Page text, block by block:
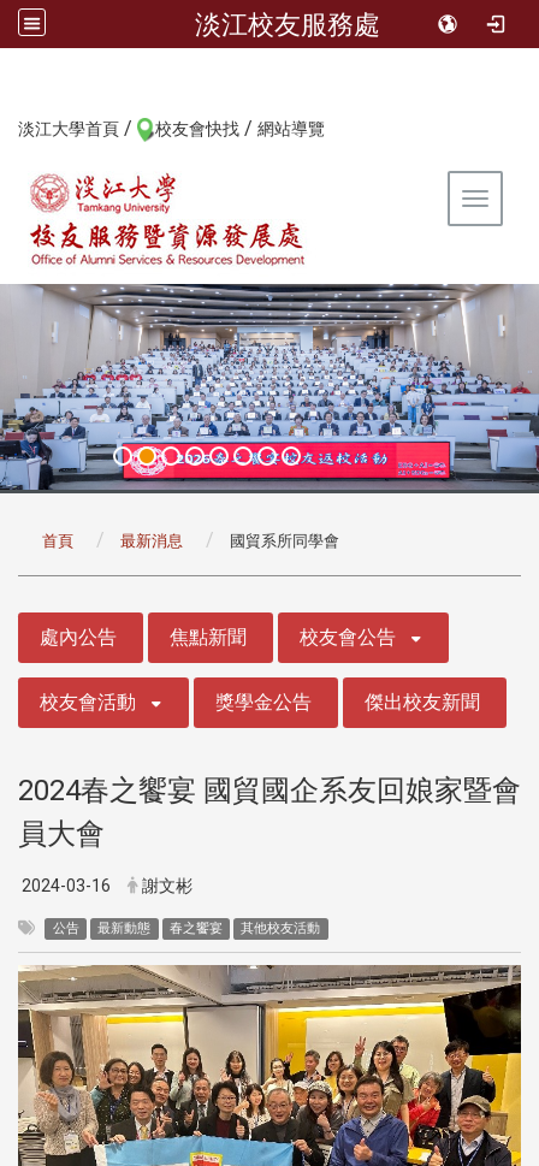
淡江校友服務處
淡江大學首頁 / 校友會快找 / 網站導覽
Toggle
首頁 最新消息 國貿系所同學會
處內公告 焦點新聞 校友會公告
校友會活動 獎學金公告 傑出校友新聞
2024春之饗宴 國貿國企系友回娘家暨會
員大會
2024-03-16 謝文彬
公告 最新動態 春之饗宴 其他校友活動